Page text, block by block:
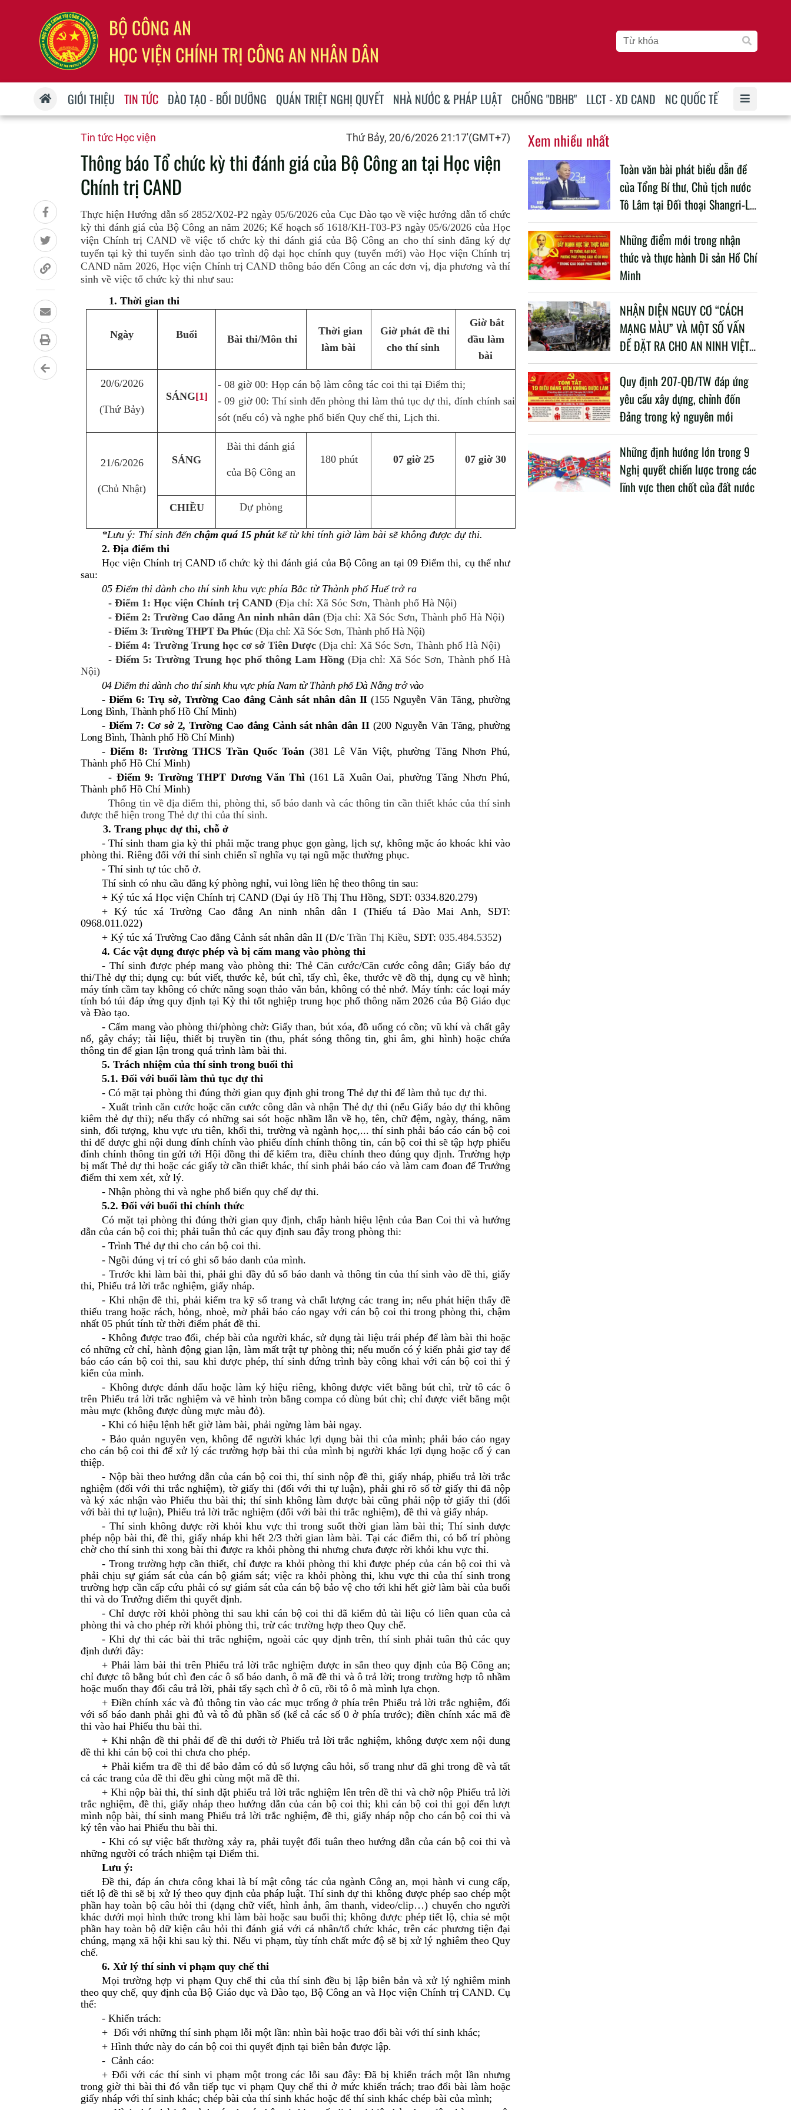
GIỚI THIỆU TIN TỨC ĐÀO TẠO - BỒI DƯỠNG QUÁN TRIỆT NGHỊ QUYẾT NHÀ NƯỚC & PHÁP LUẬT CHỐNG "DBHB" LLCT - XD CAND NC QUỐC TẾ
Tin tức Học viện Thứ Bảy, 20/6/2026 21:17'(GMT+7)
Thông báo Tổ chức kỳ thi đánh giá của Bộ Công an tại Học viện
Chính trị CAND
Thực hiện Hướng dẫn số 2852/X02-P2 ngày 05/6/2026 của Cục Đào tạo về việc hướng dẫn tổ chức
kỳ thi đánh giá của Bộ Công an năm 2026; Kế hoạch số 1618/KH-T03-P3 ngày 05/6/2026 của Học
viện Chính trị CAND về việc tổ chức kỳ thi đánh giá của Bộ Công an cho thí sinh đăng ký dự
tuyển tại kỳ thi tuyển sinh đào tạo trình độ đại học chính quy (tuyển mới) vào Học viện Chính trị
CAND năm 2026, Học viện Chính trị CAND thông báo đến Công an các đơn vị, địa phương và thí
sinh về việc tổ chức kỳ thi như sau:
1. Thời gian thi
Ngày Buổi Bài thi/Môn thi
Thời gian
làm bài
Giờ phát đề thi
cho thí sinh
Giờ bắt
đầu làm
bài
20/6/2026
(Thứ Bảy)
SÁNG[1]
- 08 giờ 00: Họp cán bộ làm công tác coi thi tại Điểm thi;
- 09 giờ 00: Thí sinh đến phòng thi làm thủ tục dự thi, đính chính sai
sót (nếu có) và nghe phổ biến Quy chế thi, Lịch thi.
21/6/2026
(Chủ Nhật)
SÁNG
Bài thi đánh giá
của Bộ Công an
180 phút 07 giờ 25 07 giờ 30
CHIỀU Dự phòng
*Lưu ý: Thí sinh đến chậm quá 15 phútkể từ khi tính giờ làm bài sẽ không được dự thi.
2. Địa điểm thi
Học viện Chính trị CAND tổ chức kỳ thi đánh giá của Bộ Công an tại 09 Điểm thi, cụ thể như
sau:
05 Điểm thi dành cho thí sinh khu vực phía Bắc từ Thành phố Huế trở ra
- Điểm 1: Học viện Chính trị CAND (Địa chỉ: Xã Sóc Sơn, Thành phố Hà Nội)
- Điểm 2: Trường Cao đẳng An ninh nhân dân (Địa chỉ: Xã Sóc Sơn, Thành phố Hà Nội)
- Điểm 3: Trường THPT Đa Phúc(Địa chỉ: Xã Sóc Sơn, Thành phố Hà Nội)
- Điểm 4: Trường Trung học cơ sở Tiên Dược (Địa chỉ: Xã Sóc Sơn, Thành phố Hà Nội)
- Điểm 5: Trường Trung học phổ thông Lam Hồng (Địa chỉ: Xã Sóc Sơn, Thành phố Hà
Nội)
04 Điểm thi dành cho thí sinh khu vực phía Nam từ Thành phố Đà Nẵng trở vào
- Điểm 6: Trụ sở, Trường Cao đẳng Cảnh sát nhân dân II (155 Nguyễn Văn Tăng, phường
Long Bình, Thành phố Hồ Chí Minh)
- Điểm 7: Cơ sở 2, Trường Cao đẳng Cảnh sát nhân dân II(200 Nguyễn Văn Tăng, phường
Long Bình, Thành phố Hồ Chí Minh)
- Điểm 8: Trường THCS Trần Quốc Toản (381 Lê Văn Việt, phường Tăng Nhơn Phú,
Thành phố Hồ Chí Minh)
- Điểm 9: Trường THPT Dương Văn Thì (161 Lã Xuân Oai, phường Tăng Nhơn Phú,
Thành phố Hồ Chí Minh)
Thông tin về địa điểm thi, phòng thi, số báo danh và các thông tin cần thiết khác của thí sinh
được thể hiện trong Thẻ dự thi của thí sinh.
3. Trang phục dự thi, chỗ ở
- Thí sinh tham gia kỳ thi phải mặc trang phục gọn gàng, lịch sự, không mặc áo khoác khi vào
phòng thi. Riêng đối với thí sinh chiến sĩ nghĩa vụ tại ngũ mặc thường phục.
- Thí sinh tự túc chỗ ở.
Thí sinh có nhu cầu đăng ký phòng nghỉ, vui lòng liên hệ theo thông tin sau:
+ Ký túc xá Học viện Chính trị CAND (Đại úy Hồ Thị Thu Hồng, SĐT: 0334.820.279)
+ Ký túc xá Trường Cao đẳng An ninh nhân dân I (Thiếu tá Đào Mai Anh, SĐT:
0968.011.022)
+ Ký túc xá Trường Cao đẳng Cảnh sát nhân dân II (Đ/c Trần Thị Kiều, SĐT: 035.484.5352)
4. Các vật dụng được phép và bị cấm mang vào phòng thi
- Thí sinh được phép mang vào phòng thi: Thẻ Căn cước/Căn cước công dân; Giấy báo dự
thi/Thẻ dự thi; dụng cụ: bút viết, thước kẻ, bút chì, tẩy chì, êke, thước vẽ đồ thị, dụng cụ vẽ hình;
máy tính cầm tay không có chức năng soạn thảo văn bản, không có thẻ nhớ. Máy tính: các loại máy
tính bỏ túi đáp ứng quy định tại Kỳ thi tốt nghiệp trung học phổ thông năm 2026 của Bộ Giáo dục
và Đào tạo.
- Cấm mang vào phòng thi/phòng chờ: Giấy than, bút xóa, đồ uống có cồn; vũ khí và chất gây
nổ, gây cháy; tài liệu, thiết bị truyền tin (thu, phát sóng thông tin, ghi âm, ghi hình) hoặc chứa
thông tin để gian lận trong quá trình làm bài thi.
5. Trách nhiệm của thí sinh trong buổi thi
5.1. Đối với buổi làm thủ tục dự thi
- Có mặt tại phòng thi đúng thời gian quy định ghi trong Thẻ dự thi để làm thủ tục dự thi.
- Xuất trình căn cước hoặc căn cước công dân và nhận Thẻ dự thi (nếu Giấy báo dự thi không
kiêm thẻ dự thi); nếu thấy có những sai sót hoặc nhầm lẫn về họ, tên, chữ đệm, ngày, tháng, năm
sinh, đối tượng, khu vực ưu tiên, khối thi, trường và ngành học,... thí sinh phải báo cáo cán bộ coi
thi để được ghi nội dung đính chính vào phiếu đính chính thông tin, cán bộ coi thi sẽ tập hợp phiếu
đính chính thông tin gửi tới Hội đồng thi để kiểm tra, điều chính theo đúng quy định. Trường hợp
bị mất Thẻ dự thi hoặc các giấy tờ cần thiết khác, thí sinh phải báo cáo và làm cam đoan để Trưởng
điểm thi xem xét, xử lý.
- Nhận phòng thi và nghe phổ biến quy chế dự thi.
5.2. Đối với buổi thi chính thức
Có mặt tại phòng thi đúng thời gian quy định, chấp hành hiệu lệnh của Ban Coi thi và hướng
dẫn của cán bộ coi thi; phải tuân thủ các quy định sau đây trong phòng thi:
- Trình Thẻ dự thi cho cán bộ coi thi.
- Ngồi đúng vị trí có ghi số báo danh của mình.
- Trước khi làm bài thi, phải ghi đầy đủ số báo danh và thông tin của thí sinh vào đề thi, giấy
thi, Phiếu trả lời trắc nghiệm, giấy nháp.
- Khi nhận đề thi, phải kiểm tra kỹ số trang và chất lượng các trang in; nếu phát hiện thấy đề
thiếu trang hoặc rách, hỏng, nhoè, mờ phải báo cáo ngay với cán bộ coi thi trong phòng thi, chậm
nhất 05 phút tính từ thời điểm phát đề thi.
- Không được trao đổi, chép bài của người khác, sử dụng tài liệu trái phép để làm bài thi hoặc
có những cử chỉ, hành động gian lận, làm mất trật tự phòng thi; nếu muốn có ý kiến phải giơ tay để
báo cáo cán bộ coi thi, sau khi được phép, thí sinh đứng trình bày công khai với cán bộ coi thi ý
kiến của mình.
- Không được đánh dấu hoặc làm ký hiệu riêng, không được viết bằng bút chì, trừ tô các ô
trên Phiếu trả lời trắc nghiệm và vẽ hình tròn bằng compa có dùng bút chì; chỉ được viết bằng một
màu mực (không được dùng mực màu đỏ).
- Khi có hiệu lệnh hết giờ làm bài, phải ngừng làm bài ngay.
- Bảo quản nguyên vẹn, không để người khác lợi dụng bài thi của mình; phải báo cáo ngay
cho cán bộ coi thi để xử lý các trường hợp bài thi của mình bị người khác lợi dụng hoặc cố ý can
thiệp.
- Nộp bài theo hướng dẫn của cán bộ coi thi, thí sinh nộp đề thi, giấy nháp, phiếu trả lời trắc
nghiệm (đối với thi trắc nghiệm), tờ giấy thi (đối với thi tự luận), phải ghi rõ số tờ giấy thi đã nộp
và ký xác nhận vào Phiếu thu bài thi; thí sinh không làm được bài cũng phải nộp tờ giấy thi (đối
với bài thi tự luận), Phiếu trả lời trắc nghiệm (đối với bài thi trắc nghiệm), đề thi và giấy nháp.
- Thí sinh không được rời khỏi khu vực thi trong suốt thời gian làm bài thi; Thí sinh được
phép nộp bài thi, đề thi, giấy nháp khi hết 2/3 thời gian làm bài. Tại các điểm thi, có bố trí phòng
chờ cho thí sinh thi xong bài thi được ra khỏi phòng thi nhưng chưa được rời khỏi khu vực thi.
- Trong trường hợp cần thiết, chỉ được ra khỏi phòng thi khi được phép của cán bộ coi thi và
phải chịu sự giám sát của cán bộ giám sát; việc ra khỏi phòng thi, khu vực thi của thí sinh trong
trường hợp cần cấp cứu phải có sự giám sát của cán bộ bảo vệ cho tới khi hết giờ làm bài của buổi
thi và do Trưởng điểm thi quyết định.
- Chỉ được rời khỏi phòng thi sau khi cán bộ coi thi đã kiểm đủ tài liệu có liên quan của cả
phòng thi và cho phép rời khỏi phòng thi, trừ các trường hợp theo Quy chế.
- Khi dự thi các bài thi trắc nghiệm, ngoài các quy định trên, thí sinh phải tuân thủ các quy
định dưới đây:
+ Phải làm bài thi trên Phiếu trả lời trắc nghiệm được in sẵn theo quy định của Bộ Công an;
chỉ được tô bằng bút chì đen các ô số báo danh, ô mã đề thi và ô trả lời; trong trường hợp tô nhầm
hoặc muốn thay đổi câu trả lời, phải tẩy sạch chì ở ô cũ, rồi tô ô mà mình lựa chọn.
+ Điền chính xác và đủ thông tin vào các mục trống ở phía trên Phiếu trả lời trắc nghiệm, đối
với số báo danh phải ghi đủ và tô đủ phần số (kể cả các số 0 ở phía trước); điền chính xác mã đề
thi vào hai Phiếu thu bài thi.
+ Khi nhận đề thi phải để đề thi dưới tờ Phiếu trả lời trắc nghiệm, không được xem nội dung
đề thi khi cán bộ coi thi chưa cho phép.
+ Phải kiểm tra đề thi để bảo đảm có đủ số lượng câu hỏi, số trang như đã ghi trong đề và tất
cả các trang của đề thi đều ghi cùng một mã đề thi.
+ Khi nộp bài thi, thí sinh đặt phiếu trả lời trắc nghiệm lên trên đề thi và chờ nộp Phiếu trả lời
trắc nghiệm, đề thi, giấy nháp theo hướng dẫn của cán bộ coi thi; khi cán bộ coi thi gọi đến lượt
mình nộp bài, thí sinh mang Phiếu trả lời trắc nghiệm, đề thi, giấy nháp nộp cho cán bộ coi thi và
ký tên vào hai Phiếu thu bài thi.
- Khi có sự việc bất thường xảy ra, phải tuyệt đối tuân theo hướng dẫn của cán bộ coi thi và
những người có trách nhiệm tại Điểm thi.
Lưu ý:
Đề thi, đáp án chưa công khai là bí mật công tác của ngành Công an, mọi hành vi cung cấp,
tiết lộ đề thi sẽ bị xử lý theo quy định của pháp luật. Thí sinh dự thi không được phép sao chép một
phần hay toàn bộ câu hỏi thi (dạng chữ viết, hình ảnh, âm thanh, video/clip…) chuyển cho người
khác dưới mọi hình thức trong khi làm bài hoặc sau buổi thi; không được phép tiết lộ, chia sẻ một
phần hay toàn bộ dữ kiện câu hỏi thi đánh giá với cá nhân/tổ chức khác, trên các phương tiện đại
chúng, mạng xã hội khi sau kỳ thi. Nếu vi phạm, tùy tính chất mức độ sẽ bị xử lý nghiêm theo Quy
chế.
6. Xử lý thí sinh vi phạm quy chế thi
Mọi trường hợp vi phạm Quy chế thi của thí sinh đều bị lập biên bản và xử lý nghiêm minh
theo quy chế, quy định của Bộ Giáo dục và Đào tạo, Bộ Công an và Học viện Chính trị CAND. Cụ
thể:
- Khiển trách:
+ Đối với những thí sinh phạm lỗi một lần: nhìn bài hoặc trao đổi bài với thí sinh khác;
+ Hình thức này do cán bộ coi thi quyết định tại biên bản được lập.
- Cảnh cáo:
+ Đối với các thí sinh vi phạm một trong các lỗi sau đây: Đã bị khiển trách một lần nhưng
trong giờ thi bài thi đó vẫn tiếp tục vi phạm Quy chế thi ở mức khiển trách; trao đổi bài làm hoặc
giấy nháp với thí sinh khác; chép bài của thí sinh khác hoặc để thí sinh khác chép bài của mình;
Xem nhiều nhất
Toàn văn bài phát biểu dẫn đề
của Tổng Bí thư, Chủ tịch nước
Tô Lâm tại Đối thoại Shangri-La
lần thứ 23
Những điểm mới trong nhận
thức và thực hành Di sản Hồ Chí
Minh
NHẬN DIỆN NGUY CƠ “CÁCH
MẠNG MÀU” VÀ MỘT SỐ VẤN
ĐỀ ĐẶT RA CHO AN NINH VIỆT
NAM TRONG BỐI CẢNH HIỆN
NAY
Quy định 207-QĐ/TW đáp ứng
yêu cầu xây dựng, chỉnh đốn
Đảng trong kỷ nguyên mới
Những định hướng lớn trong 9
Nghị quyết chiến lược trong các
lĩnh vực then chốt của đất nước